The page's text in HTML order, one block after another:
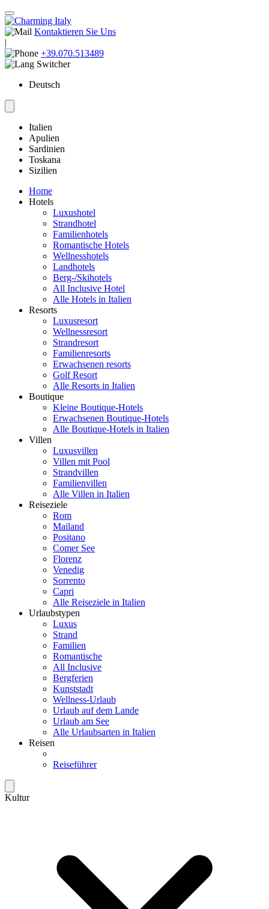
Kontaktieren Sie Uns
|
+39.070.513489
Deutsch
Italien
Apulien
Sardinien
Toskana
Sizilien
Home
Hotels
Luxushotel
Strandhotel
Familienhotels
Romantische Hotels
Wellnesshotels
Landhotels
Berg-/Skihotels
All Inclusive Hotel
Alle Hotels in Italien
Resorts
Luxusresort
Wellnessresort
Strandresort
Familienresorts
Erwachsenen resorts
Golf Resort
Alle Resorts in Italien
Boutique
Kleine Boutique-Hotels
Erwachsenen Boutique-Hotels
Alle Boutique-Hotels in Italien
Villen
Luxusvillen
Villen mit Pool
Strandvillen
Familienvillen
Alle Villen in Italien
Reiseziele
Rom
Mailand
Positano
Comer See
Florenz
Venedig
Sorrento
Capri
Alle Reiseziele in Italien
Urlaubstypen
Luxus
Strand
Familien
Romantische
All Inclusive
Bergferien
Kunststadt
Wellness-Urlaub
Urlaub auf dem Lande
Urlaub am See
Alle Urlaubsarten in Italien
Reisen
Reiseführer
Kultur